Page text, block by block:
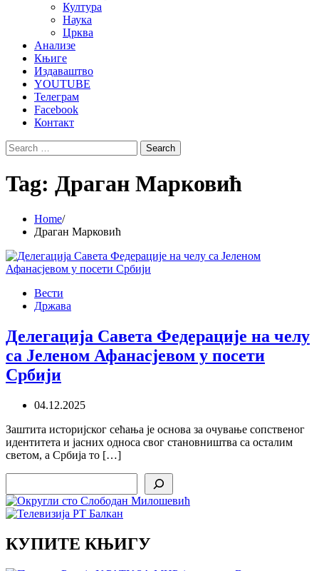
Култура
Наука
Црква
Анализе
Књиге
Издаваштво
YOUTUBE
Телеграм
Facebook
Контакт
Search
for:
Tag: Драган Марковић
Home
Драган Марковић
Вести
Држава
Делегација Савета Федерације на челу
са Јеленом Афанасјевом у посети
Србији
04.12.2025
Заштита историјског сећања је основа за очување сопственог
идентитета и јасних односа свог становништва са осталим
светом, а Србија то […]
КУПИТЕ КЊИГУ